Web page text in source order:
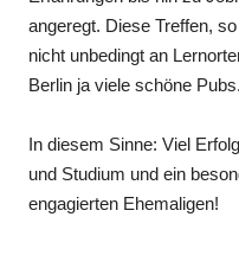
angeregt. Diese Treffen,
nicht unbedingt an
Berlin ja viele schöne Pubs.
In diesem Sinne: Viel
und Studium und ein
engagierten Ehemaligen!